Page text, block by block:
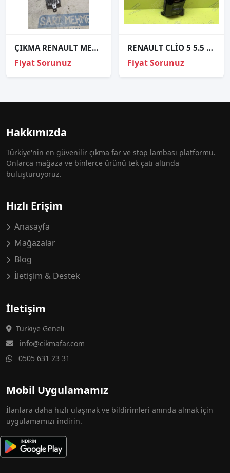
ÇIKMA RENAULT MEGANE 4 SOL LED BEYNİ 90072332
Fiyat Sorunuz
RENAULT CLİO 5 5.5 SAĞ GÜNDÜZ FARI LEDİ ORJİNAL SIFIR 266002703R
Fiyat Sorunuz
Hakkımızda
Türkiye'nin en güvenilir çıkma far ve stop lambası platformu.
Onlarca mağaza ve binlerce ürünü tek çatı altında
buluşturuyoruz.
Hızlı Erişim
Anasayfa
Mağazalar
Blog
İletişim & Destek
İletişim
Türkiye Geneli
info@cikmafar.com
0505 631 23 31
Mobil Uygulamamız
İlanlara daha hızlı ulaşmak ve bildirimleri anında almak için
uygulamamızı indirin.